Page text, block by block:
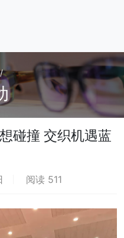
碰撞 交织机遇蓝
阅读 511